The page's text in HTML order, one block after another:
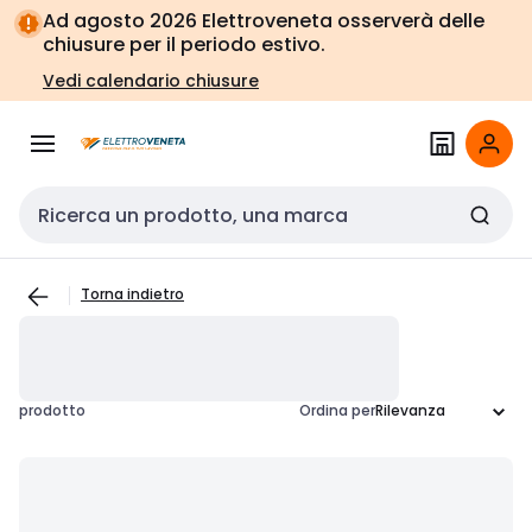
Vai alla
navigazione
Vai
alla
pagina
Ad agosto 2026 Elettroveneta osserverà delle
chiusure per il periodo estivo.
Vedi calendario chiusure
Cerca input
Torna indietro
prodotto Ordina per